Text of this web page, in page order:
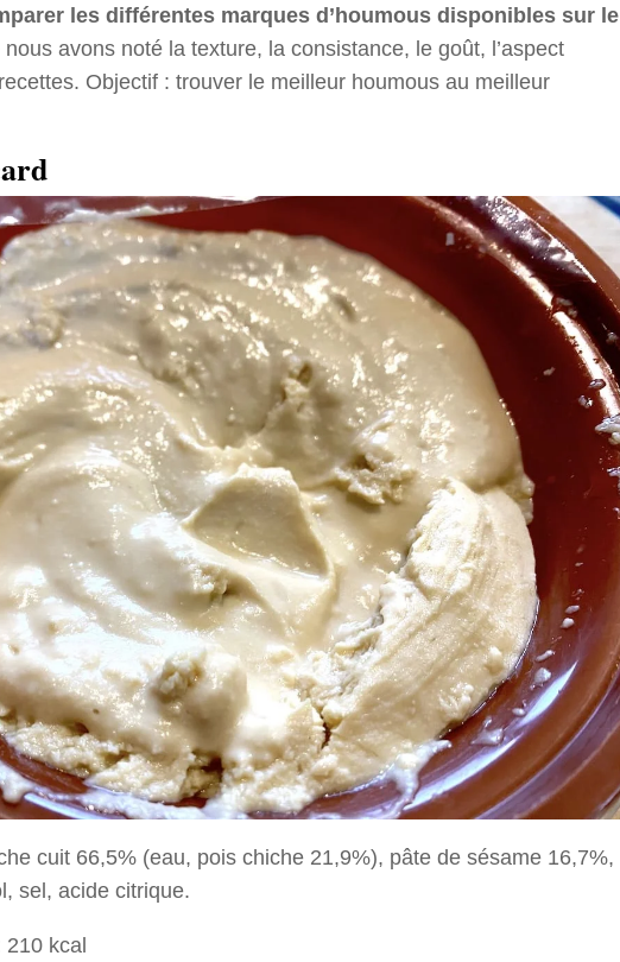
les différentes marques d’houmous disponibles sur le
avons noté la texture, la consistance, le goût, l’aspect
Objectif : trouver le meilleur houmous au meilleur
cuit 66,5% (eau, pois chiche 21,9%), pâte de sésame 16,7%,
sel, acide citrique.
210 kcal